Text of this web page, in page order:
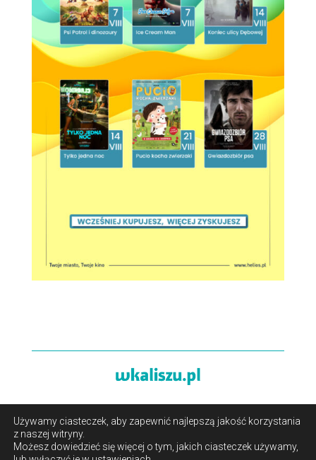
O portalu/Reklama/ Polityka prywatności i pliki cookies
/Kontakt
Używamy ciasteczek, aby zapewnić najlepszą jakość korzystania
z naszej witryny.
Możesz dowiedzieć się więcej o tym, jakich ciasteczek używamy,